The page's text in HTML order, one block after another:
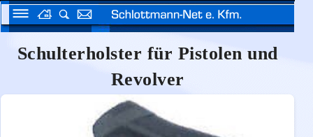
Schulterholster für Pistolen und
Revolver